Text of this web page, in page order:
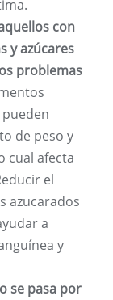
con
y azúcares
problemas
de peso y
cual afecta
el
azucarados
a
y
se pasa por